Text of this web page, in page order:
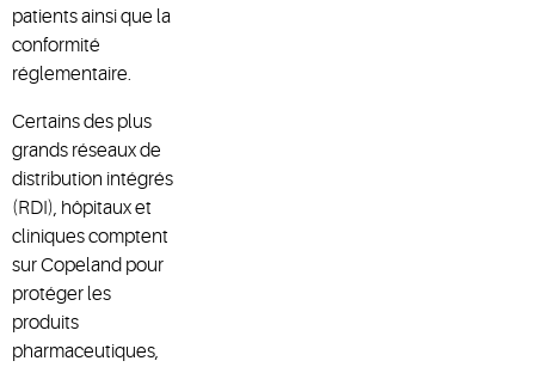
patients ainsi que la
conformité
réglementaire.
Certains des plus
grands réseaux de
distribution intégrés
(RDI), hôpitaux et
cliniques comptent
sur Copeland pour
protéger les
produits
pharmaceutiques,